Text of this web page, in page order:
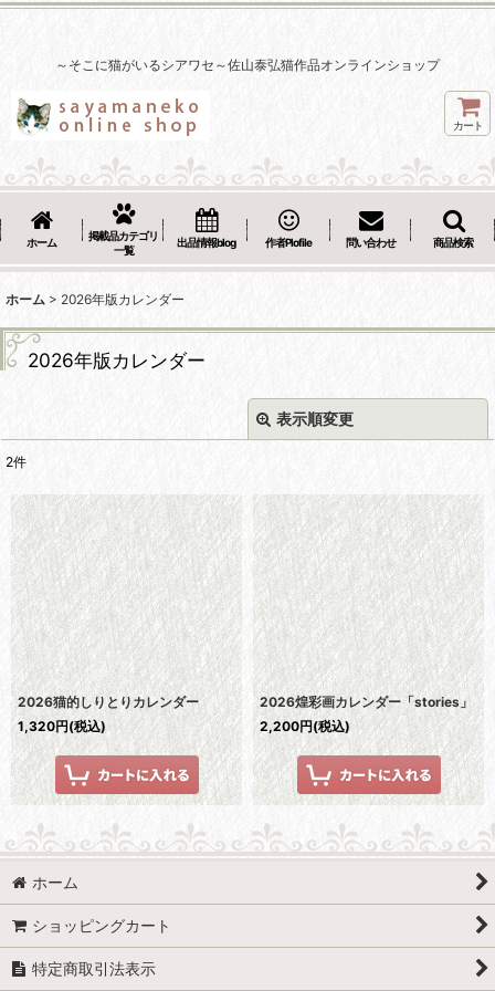
～そこに猫がいるシアワセ～佐山泰弘猫作品オンラインショップ
カート
ホーム
掲載品カテゴリ
一覧
出品情報blog 作者Plofile 問い合わせ 商品検索
ホーム > 2026年版カレンダー
2026年版カレンダー
表示順変更
並び順:
絞り込む
2件
2026猫的しりとりカレンダー
1,320円(税込)
2026煌彩画カレンダー「stories」
2,200円(税込)
ホーム
ショッピングカート
特定商取引法表示